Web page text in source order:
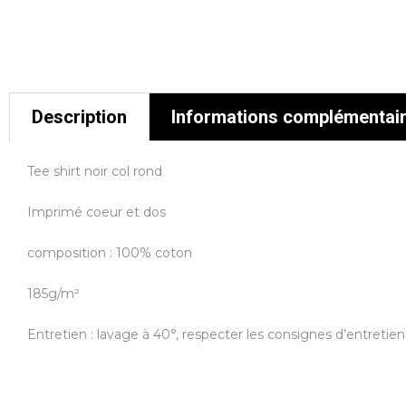
Description Informations
Tee shirt noir col rond
Imprimé coeur et dos
composition : 100% coton
185g/m²
Entretien : lavage à 40°, respecter les consignes